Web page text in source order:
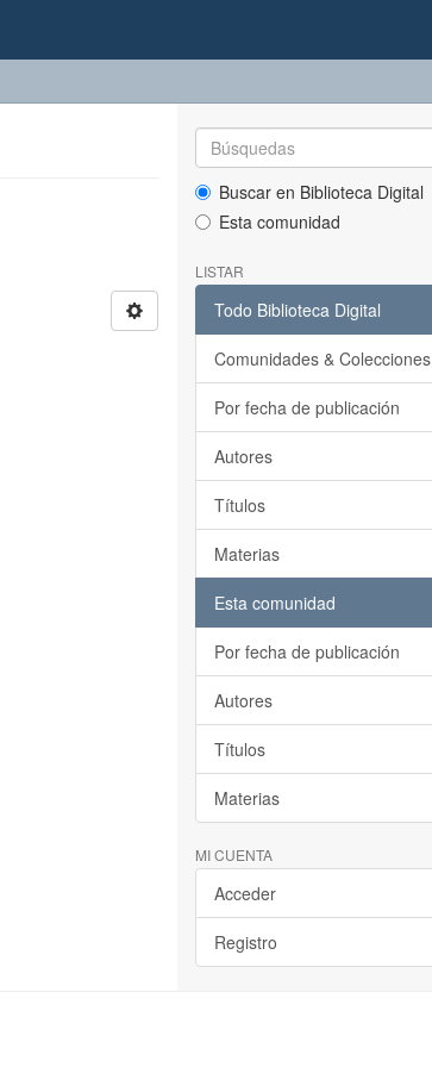
Buscar en Biblioteca Digital
Esta comunidad
LISTAR
Todo Biblioteca Digital
Comunidades & Colecciones
Por fecha de publicación
Autores
Títulos
Materias
Esta comunidad
Por fecha de publicación
Autores
Títulos
Materias
MI CUENTA
Acceder
Registro